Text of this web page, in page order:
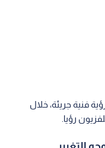
فنية جريئة، خلال